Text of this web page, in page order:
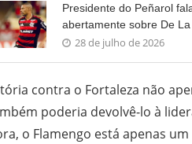
Presidente do Peñarol
abertamente sobre De
28 de julho de 2026
contra o Fortaleza não
poderia devolvê-lo à
o Flamengo está apenas